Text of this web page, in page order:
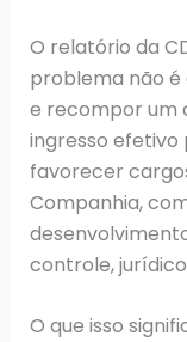
O relatório da
problema não é
e recompor um
ingresso efetivo
favorecer
Companhia,
controle,
O que isso